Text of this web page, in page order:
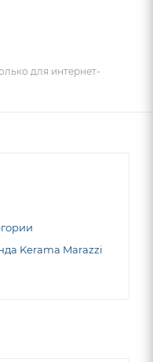
для интернет-
Kerama Marazzi